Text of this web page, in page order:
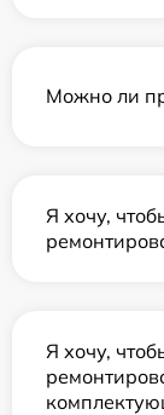
Можно ли
Я хочу,
Я хочу,